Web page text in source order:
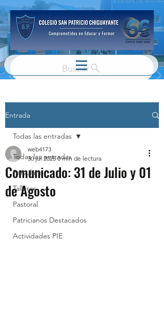
Buscar
Entrada
Todas las entradas
Parvulario
Talleres
Pastoral
Patricianos Destacados
Actividades PIE
Todas las entradas
Comunicado: 31 de Julio y 01
de Agosto
web4173
30 jul 2025 0 min de lectura